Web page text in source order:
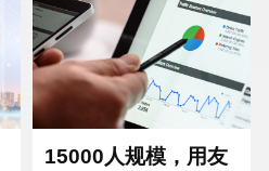
Turkey
Mexico
15000人规模，用友